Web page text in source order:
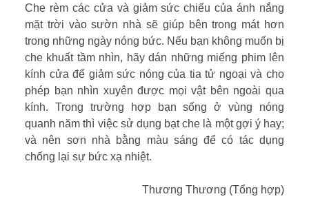
Che rèm các cửa và giảm sức chiếu của ánh nắng
mặt trời vào sườn nhà sẽ giúp bên trong mát hơn
trong những ngày nóng bức. Nếu bạn không muốn bị
che khuất tầm nhìn, hãy dán những miếng phim lên
kính cửa để giảm sức nóng của tia tử ngoại và cho
phép bạn nhìn xuyên được mọi vật bên ngoài qua
kính. Trong trường hợp bạn sống ở vùng nóng
quanh năm thì việc sử dụng bạt che là một gợi ý hay;
và nên sơn nhà bằng màu sáng để có tác dụng
chống lại sự bức xạ nhiệt.
Thương Thương (Tổng hợp)